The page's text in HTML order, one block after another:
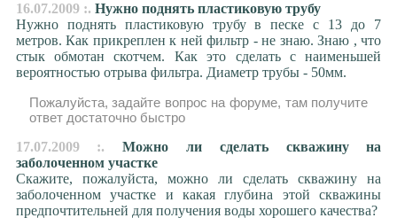
16.07.2009 :. Нужно поднять пластиковую трубу
Нужно поднять пластиковую трубу в песке с 13 до 7
метров. Как прикреплен к ней фильтр - не знаю. Знаю , что
стык обмотан скотчем. Как это сделать с наименьшей
вероятностью отрыва фильтра. Диаметр трубы - 50мм.
Пожалуйста, задайте вопрос на форуме, там получите
ответ достаточно быстро
17.07.2009 :. Можно ли сделать скважину на
заболоченном участке
Скажите, пожалуйста, можно ли сделать скважину на
заболоченном участке и какая глубина этой скважины
предпочтительней для получения воды хорошего качества?